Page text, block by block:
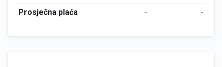
Prosječna plaća
- -